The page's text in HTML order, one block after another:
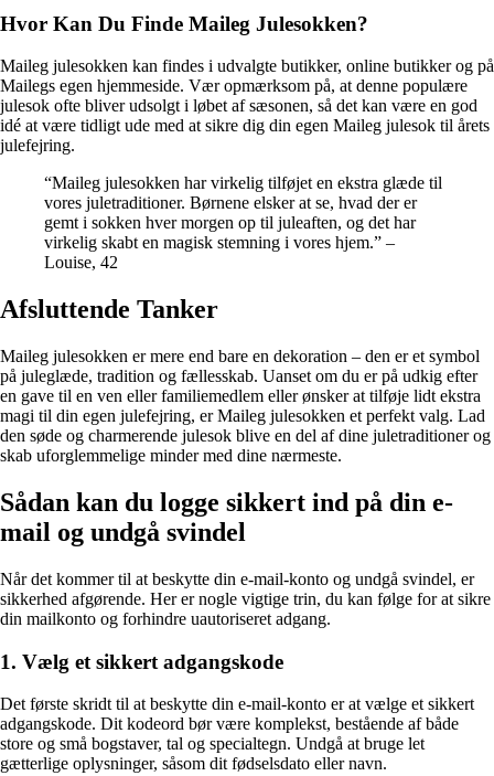
Hvor Kan Du Finde Maileg Julesokken?
Maileg julesokken kan findes i udvalgte butikker, online butikker og på
Mailegs egen hjemmeside. Vær opmærksom på, at denne populære
julesok ofte bliver udsolgt i løbet af sæsonen, så det kan være en god
idé at være tidligt ude med at sikre dig din egen Maileg julesok til årets
julefejring.
“Maileg julesokken har virkelig tilføjet en ekstra glæde til
vores juletraditioner. Børnene elsker at se, hvad der er
gemt i sokken hver morgen op til juleaften, og det har
virkelig skabt en magisk stemning i vores hjem.” –
Louise, 42
Afsluttende Tanker
Maileg julesokken er mere end bare en dekoration – den er et symbol
på juleglæde, tradition og fællesskab. Uanset om du er på udkig efter
en gave til en ven eller familiemedlem eller ønsker at tilføje lidt ekstra
magi til din egen julefejring, er Maileg julesokken et perfekt valg. Lad
den søde og charmerende julesok blive en del af dine juletraditioner og
skab uforglemmelige minder med dine nærmeste.
Sådan kan du logge sikkert ind på din e-
mail og undgå svindel
Når det kommer til at beskytte din e-mail-konto og undgå svindel, er
sikkerhed afgørende. Her er nogle vigtige trin, du kan følge for at sikre
din mailkonto og forhindre uautoriseret adgang.
1. Vælg et sikkert adgangskode
Det første skridt til at beskytte din e-mail-konto er at vælge et sikkert
adgangskode. Dit kodeord bør være komplekst, bestående af både
store og små bogstaver, tal og specialtegn. Undgå at bruge let
gætterlige oplysninger, såsom dit fødselsdato eller navn.